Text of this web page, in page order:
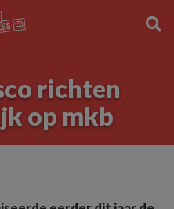
richten
op mkb